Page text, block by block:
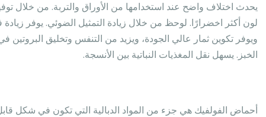
يحدث اختلاف واضح عند استخدامها من الأوراق والتربة. من خلال
لون أكثر اخضرارًا. لوحظ من خلال زيادة التمثيل الضوئي. يوفر
ويوفر تكوين ثمار عالي الجودة، ويزيد من التنفس وتخليق
الخبز. يسهل نقل المغذيات النباتية بين الأنسجة.
أحماض الفولفيك هي جزء من المواد الدبالية التي تكون في شكل